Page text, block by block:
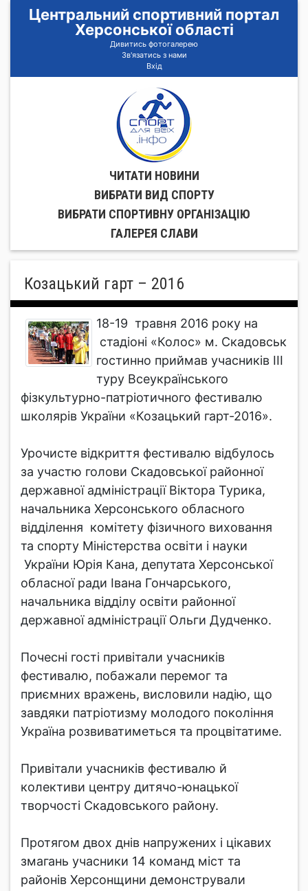
Центральний спортивний портал
Херсонської області
Дивитись фотогалерею
Зв'язатись з нами
Вхід
ЧИТАТИ НОВИНИ
ВИБРАТИ ВИД СПОРТУ
ВИБРАТИ СПОРТИВНУ ОРГАНIЗАЦIЮ
ГАЛЕРЕЯ СЛАВИ
Козацький гарт – 2016
18-19 травня 2016 року на
стадіоні «Колос» м. Скадовськ
гостинно приймав учасників ІІІ
туру Всеукраїнського
фізкультурно-патріотичного фестивалю
школярів України «Козацький гарт-2016».
Урочисте відкриття фестивалю відбулось
за участю голови Скадовської районної
державної адміністрації Віктора Турика,
начальника Херсонського обласного
відділення комітету фізичного виховання
та спорту Міністерства освіти і науки
України Юрія Кана, депутата Херсонської
обласної ради Івана Гончарського,
начальника відділу освіти районної
державної адміністрації Ольги Дудченко.
Почесні гості привітали учасників
фестивалю, побажали перемог та
приємних вражень, висловили надію, що
завдяки патріотизму молодого покоління
Україна розвиватиметься та процвітатиме.
Привітали учасників фестивалю й
колективи центру дитячо-юнацької
творчості Скадовського району.
Протягом двох днів напружених і цікавих
змагань учасники 14 команд міст та
районів Херсонщини демонстрували